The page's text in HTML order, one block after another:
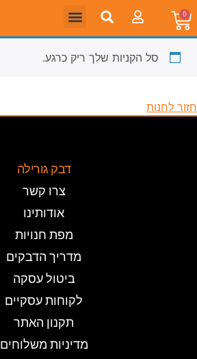
0
סל הקניות שלך ריק כרגע.
חזור לחנות
דבק גורילה
צרו קשר
אודותינו
מפת חנויות
מדריך הדבקים
ביטול עסקה
לקוחות עסקיים
תקנון האתר
מדיניות משלוחים